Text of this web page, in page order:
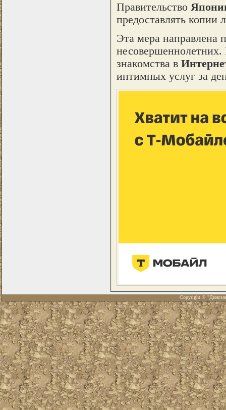
Правительство
предоставлять копии
Эта мера направлена
знакомства в
интимных услуг за
Copyright ©